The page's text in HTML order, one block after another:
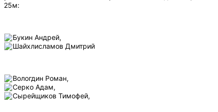
25м:
Букин Андрей,
Шайхлисламов Дмитрий
Вологдин Роман,
Серко Адам,
Сырейщиков Тимофей,